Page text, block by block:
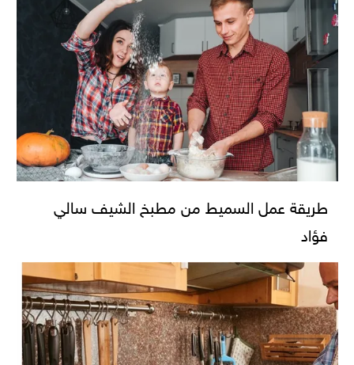
طريقة عمل السميط من مطبخ الشيف سالي
فؤاد